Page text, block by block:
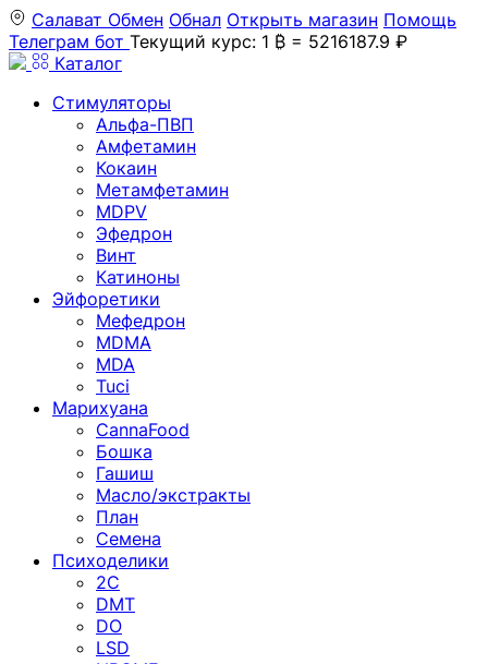
Салават Обмен Обнал Открыть магазин Помощь
Телеграм бот Текущий курс: 1 ₿ = 5216187.9 ₽
Каталог
Стимуляторы
Альфа-ПВП
Амфетамин
Кокаин
Метамфетамин
MDPV
Эфедрон
Винт
Катиноны
Эйфоретики
Мефедрон
MDMA
MDA
Tuci
Марихуана
CannaFood
Бошка
Гашиш
Масло/экстракты
План
Семена
Психоделики
2C
DMT
DO
LSD